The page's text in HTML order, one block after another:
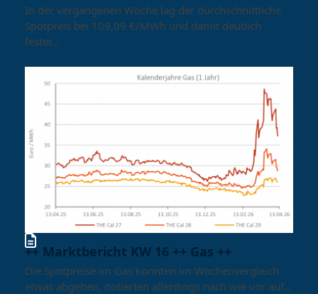
In der vergangenen Woche lag der durchschnittliche
Spotpreis bei 109,09 €/MWh und damit deutlich
fester…
++ Marktbericht KW 16 ++ Gas ++
Die Spotpreise im Gas konnten im Wochenvergleich
etwas abgeben, notierten allerdings nach wie vor auf…